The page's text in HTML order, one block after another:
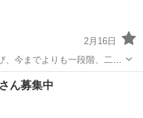
2月16日
、今までよりも一段階、二段
現在福岡
ど幅広く手掛けておりま
ん募集中